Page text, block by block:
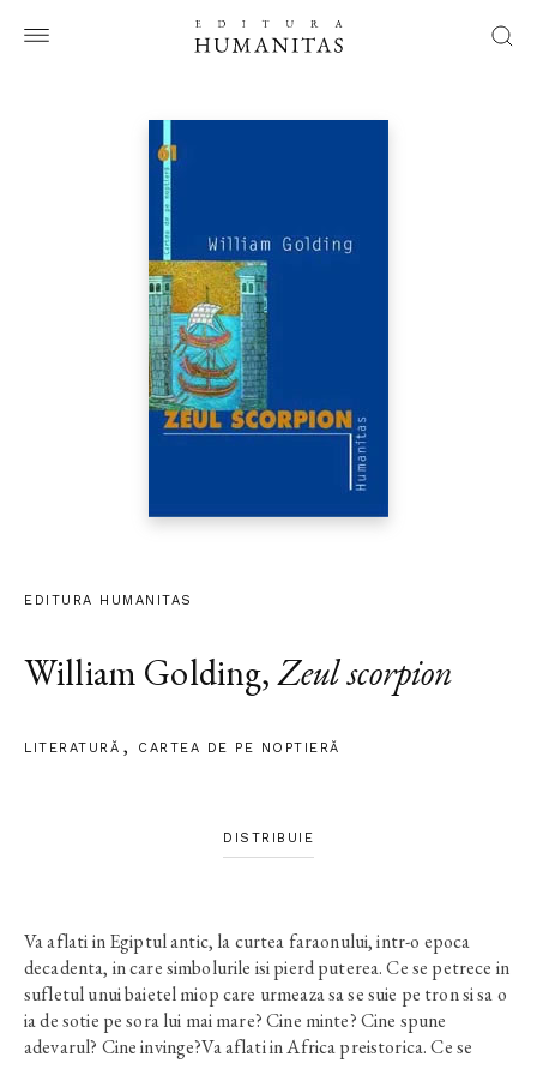
EDITURA HUMANITAS
William Golding,Zeul scorpion
LITERATURĂ CARTEA DE PE NOPTIERĂ
DISTRIBUIE
Va aflati in Egiptul antic, la curtea faraonului, intr-o epoca
decadenta, in care simbolurile isi pierd puterea. Ce se petrece in
sufletul unui baietel miop care urmeaza sa se suie pe tron si sa o
ia de sotie pe sora lui mai mare? Cine minte? Cine spune
adevarul? Cine invinge?Va aflati in Africa preistorica. Ce se